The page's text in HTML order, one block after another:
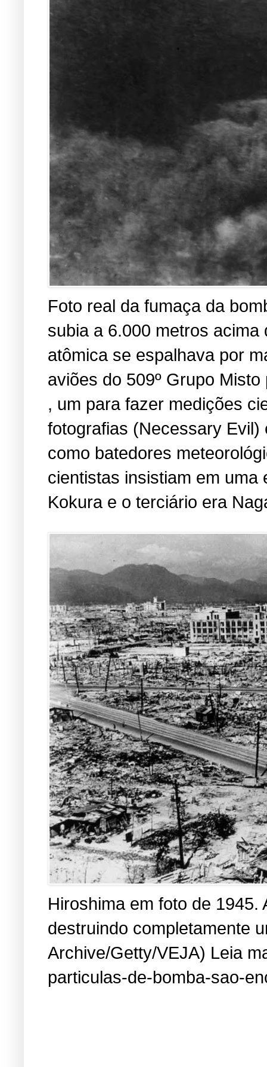
Foto real da fumaça da
subia a 6.000 metros
atômica se espalhava por
aviões do 509º Grupo
, um para fazer medições
fotografias (Necessary
como batedores
cientistas insistiam em
Kokura e o terciário era
Hiroshima em foto de
destruindo completamente
Archive/Getty/VEJA) Leia
particulas-de-bomba-sao-